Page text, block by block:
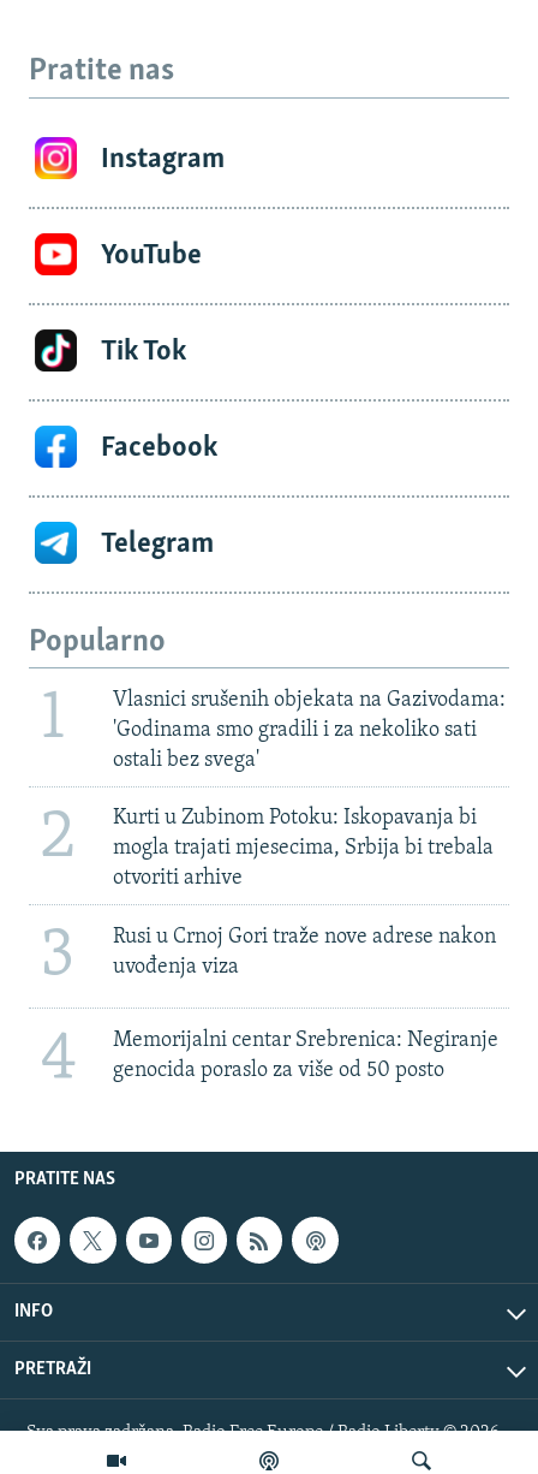
Pratite nas
Instagram
YouTube
Tik Tok
Facebook
Telegram
Popularno
1
Vlasnici srušenih objekata na Gazivodama:
'Godinama smo gradili i za nekoliko sati
ostali bez svega'
2
Kurti u Zubinom Potoku: Iskopavanja bi
mogla trajati mjesecima, Srbija bi trebala
otvoriti arhive
3
Rusi u Crnoj Gori traže nove adrese nakon
uvođenja viza
4
Memorijalni centar Srebrenica: Negiranje
genocida poraslo za više od 50 posto
PRATITE NAS
INFO
PRETRAŽI
Sva prava zadržana. Radio Free Europe / Radio Liberty © 2026
RFE/RL, Inc.